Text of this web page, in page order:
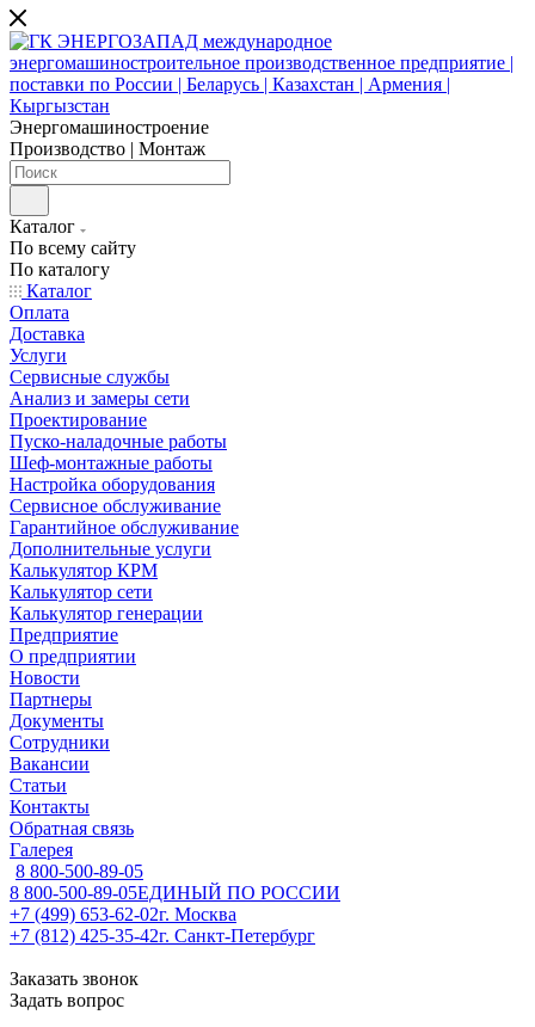
Энергомашиностроение
Производство | Монтаж
Каталог
По всему сайту
По каталогу
Каталог
Оплата
Доставка
Услуги
Сервисные службы
Анализ и замеры сети
Проектирование
Пуско-наладочные работы
Шеф-монтажные работы
Настройка оборудования
Сервисное обслуживание
Гарантийное обслуживание
Дополнительные услуги
Калькулятор КРМ
Калькулятор сети
Калькулятор генерации
Предприятие
О предприятии
Новости
Партнеры
Документы
Сотрудники
Вакансии
Статьи
Контакты
Обратная связь
Галерея
8 800-500-89-05
8 800-500-89-05ЕДИНЫЙ ПО РОССИИ
+7 (499) 653-62-02г. Москва
+7 (812) 425-35-42г. Санкт-Петербург
Заказать звонок
Задать вопрос